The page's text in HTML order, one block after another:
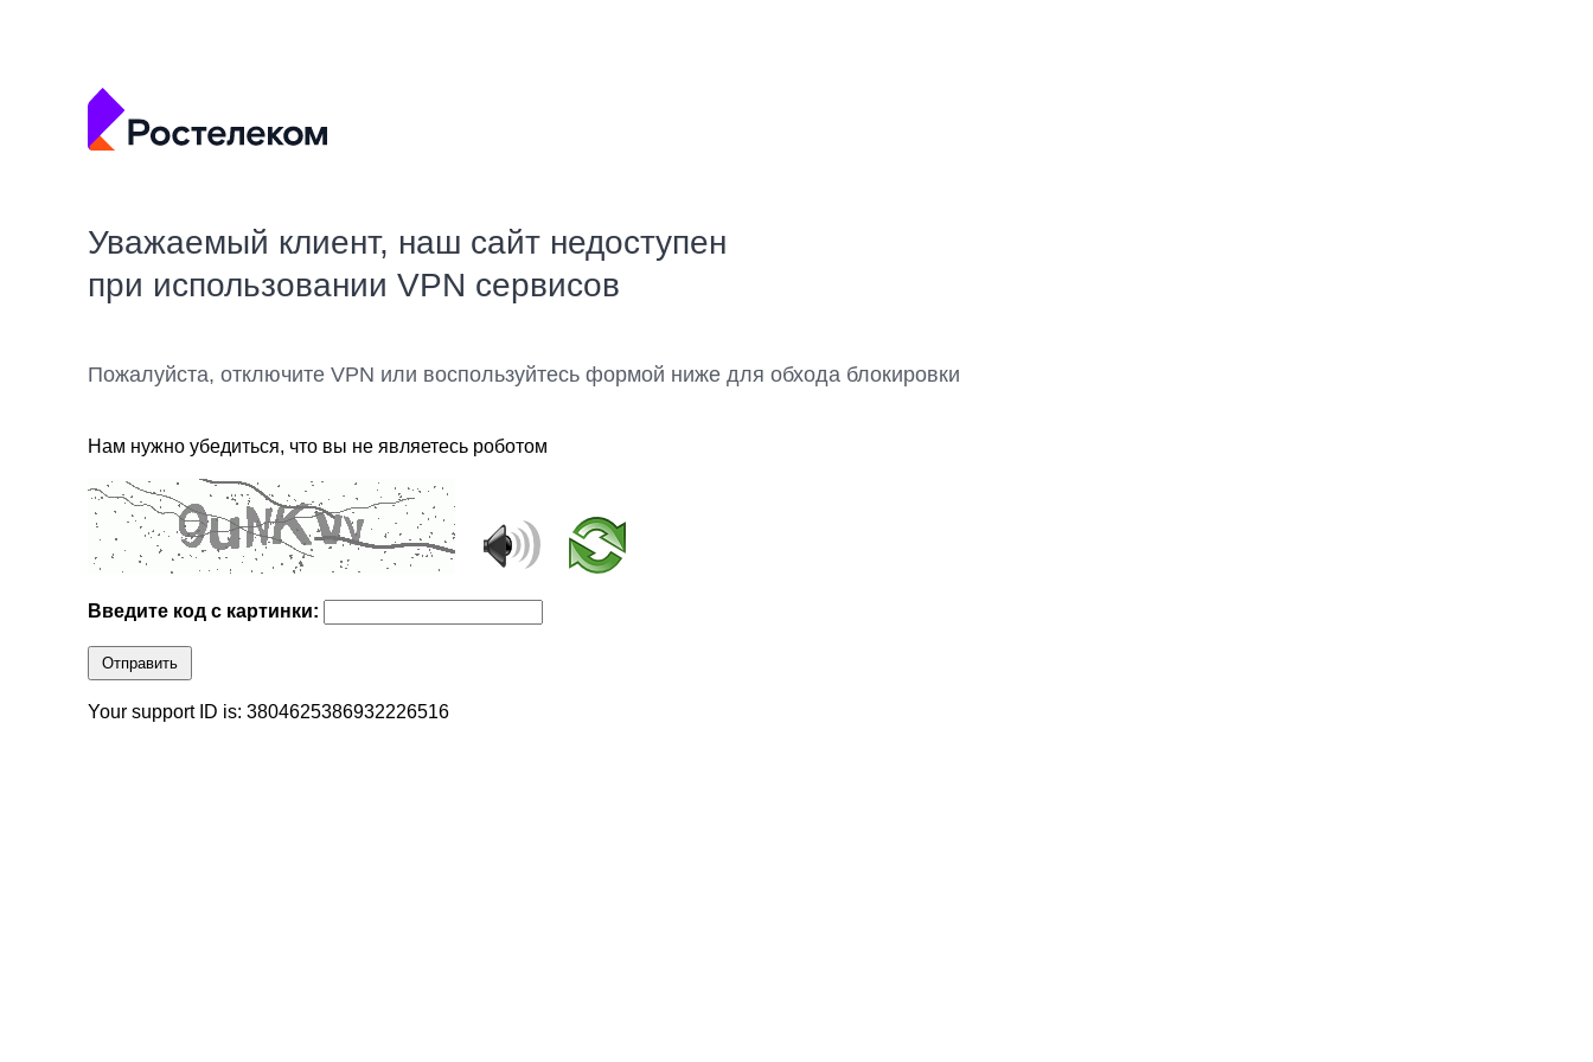
Уважаемый клиент, наш сайт недоступен
при использовании VPN сервисов
Пожалуйста, отключите VPN или воспользуйтесь формой ниже для обхода блокировки
Нам нужно убедиться, что вы не являетесь роботом
Введите код с картинки:
Отправить
Your support ID is: 3804625386932226516